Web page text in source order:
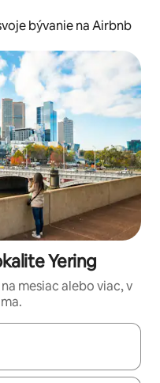
bývanie na Airbnb
Yering
mesiac alebo viac, v
si ich prechádzať